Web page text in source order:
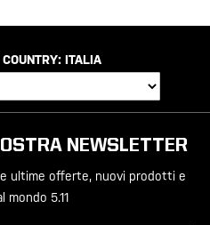
ITALIA
NEWSLETTER
ultime offerte, nuovi prodotti e
mondo 5.11